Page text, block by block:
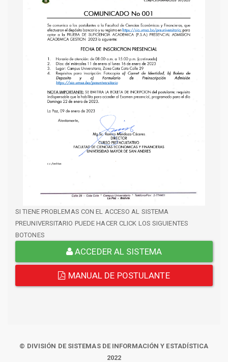
SI TIENE PROBLEMAS CON EL ACCESO AL SISTEMA
PREUNIVERSITARIO PUEDE HACER CLICK LOS SIGUIENTES
BOTONES
ACCEDER AL SISTEMA
MANUAL DE POSTULANTE
© DIVISIÓN DE SISTEMAS DE INFORMACIÓN Y ESTADÍSTICA
2022